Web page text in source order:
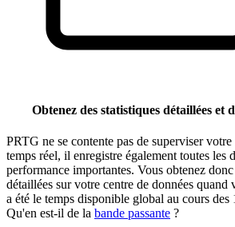
Obtenez des statistiques détaillées et
PRTG ne se contente pas de superviser votre
temps réel, il enregistre également toutes les
performance importantes. Vous obtenez
détaillées sur votre centre de données quand
a été le temps disponible global au cours des
Qu'en est-il de la bande passante ?